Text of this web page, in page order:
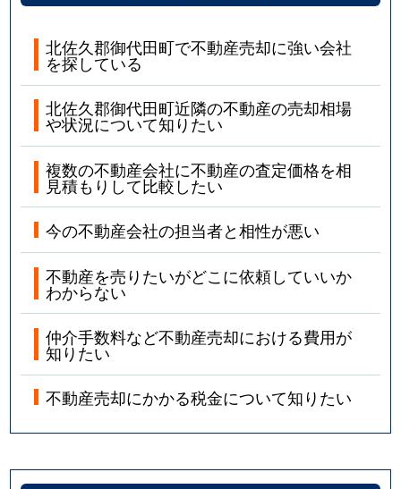
北佐久郡御代田町で不動産売却に強い会社
を探している
北佐久郡御代田町近隣の不動産の売却相場
や状況について知りたい
複数の不動産会社に不動産の査定価格を相
見積もりして比較したい
今の不動産会社の担当者と相性が悪い
不動産を売りたいがどこに依頼していいか
わからない
仲介手数料など不動産売却における費用が
知りたい
不動産売却にかかる税金について知りたい